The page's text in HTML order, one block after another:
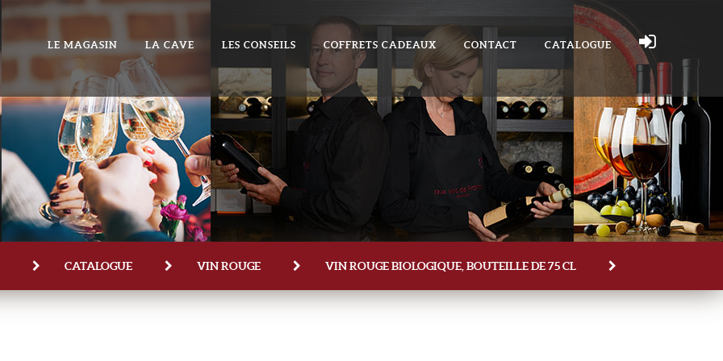
LE MAGASIN LA CAVE LES CONSEILS COFFRETS CADEAUX CONTACT CATALOGUE
CATALOGUE VIN ROUGE VIN ROUGE BIOLOGIQUE, BOUTEILLE DE 75 CL